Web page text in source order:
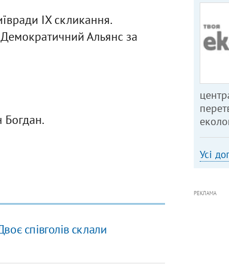
ІХ скликання.
Демократичний Альянс за
Богдан.
співголів склали
Усі
РЕКЛАМА